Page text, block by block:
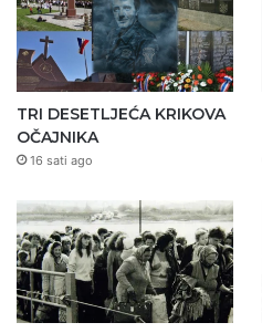
TRI DESETLJEĆA KRIKOVA
OČAJNIKA
16 sati ago